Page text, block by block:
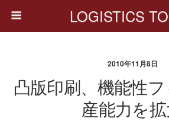
LOGISTICS
2010年11月8日
凸版印刷、機能性
産能力を